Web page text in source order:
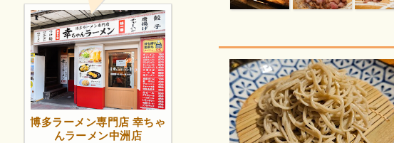
博多ラーメン専門店 幸ちゃ
んラーメン中洲店